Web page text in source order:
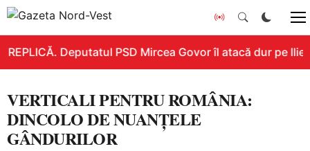
REPLICĂ. Deputatul PSD Mircea Govor îl atacă dur pe
VERTICALI PENTRU ROMÂNIA:
DINCOLO DE NUANȚELE
GÂNDURILOR